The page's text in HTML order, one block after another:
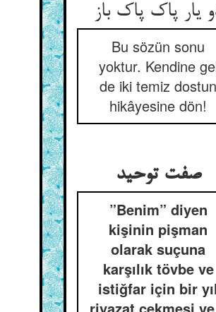
یار پاک پاک باز
Bu sözün sonu
yoktur. Kendine
de iki temiz dostun
hikâyesine dön!
صفت توحید
”Benim” diyen
kişinin pişman
olarak suçuna
karşılık tövbe ve
istiğfar için bir